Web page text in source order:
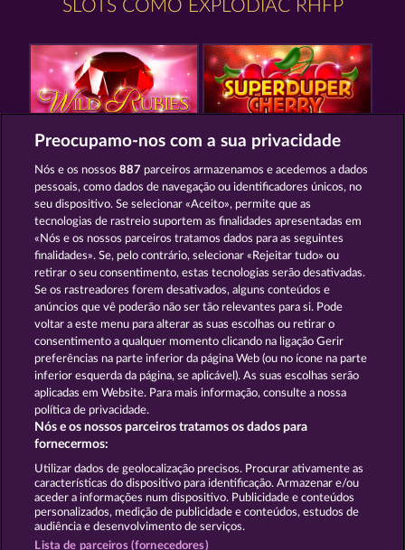
SLOTS COMO EXPLODIAC RHFP
WILD RUBIES SUPER DUPER CHERRY
TOTAL ECLIPSE ROYAL SEVEN ULTRA
Termos e Condições
Declaração de Privacidade Marca
Empresa Perguntas frequentes Facebook
Enviar pedido de rescisão
Preocupamo-nos com a sua privacidade
Nós e os nossos887 parceiros armazenamos e acedemos a dados
pessoais, como dados de navegação ou identificadores únicos, no
seu dispositivo. Se selecionar «Aceito», permite que as
tecnologias de rastreio suportem as finalidades apresentadas em
«Nós e os nossos parceiros tratamos dados para as seguintes
finalidades». Se, pelo contrário, selecionar «Rejeitar tudo» ou
retirar o seu consentimento, estas tecnologias serão desativadas.
Se os rastreadores forem desativados, alguns conteúdos e
anúncios que vê poderão não ser tão relevantes para si. Pode
voltar a este menu para alterar as suas escolhas ou retirar o
consentimento a qualquer momento clicando na ligação Gerir
preferências na parte inferior da página Web (ou no ícone na parte
inferior esquerda da página, se aplicável). As suas escolhas serão
aplicadas em Website. Para mais informação, consulte a nossa
política de privacidade.
Nós e os nossos parceiros tratamos os dados para
fornecermos:
Utilizar dados de geolocalização precisos. Procurar ativamente as
características do dispositivo para identificação. Armazenar e/ou
aceder a informações num dispositivo. Publicidade e conteúdos
personalizados, medição de publicidade e conteúdos, estudos de
audiência e desenvolvimento de serviços.
Lista de parceiros (fornecedores)